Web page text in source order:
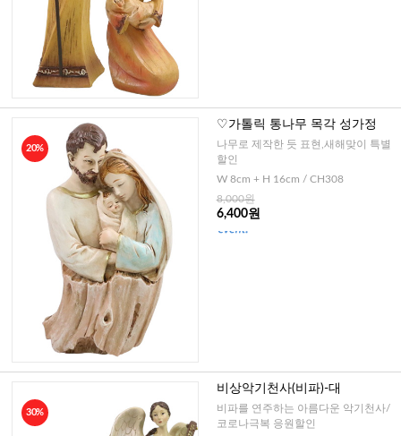
20%
♡가톨릭 통나무 목각 성가정
나무로 제작한 듯 표현,새해맞이 특별
할인
W 8cm + H 16cm / CH308
8,000원
6,400원
30%
비상악기천사(비파)-대
비파를 연주하는 아름다운 악기천사/
코로나극복 응원할인